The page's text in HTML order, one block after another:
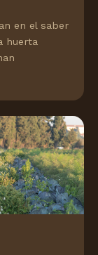
en el saber
huerta